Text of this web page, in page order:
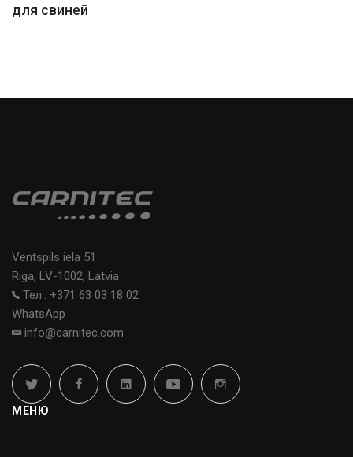
для свиней
Ventspils iela 51
Riga, LV-1002, Latvia
Тел.: +371 63 03 18 02
WhatsApp
info@carnitec.com
МЕНЮ